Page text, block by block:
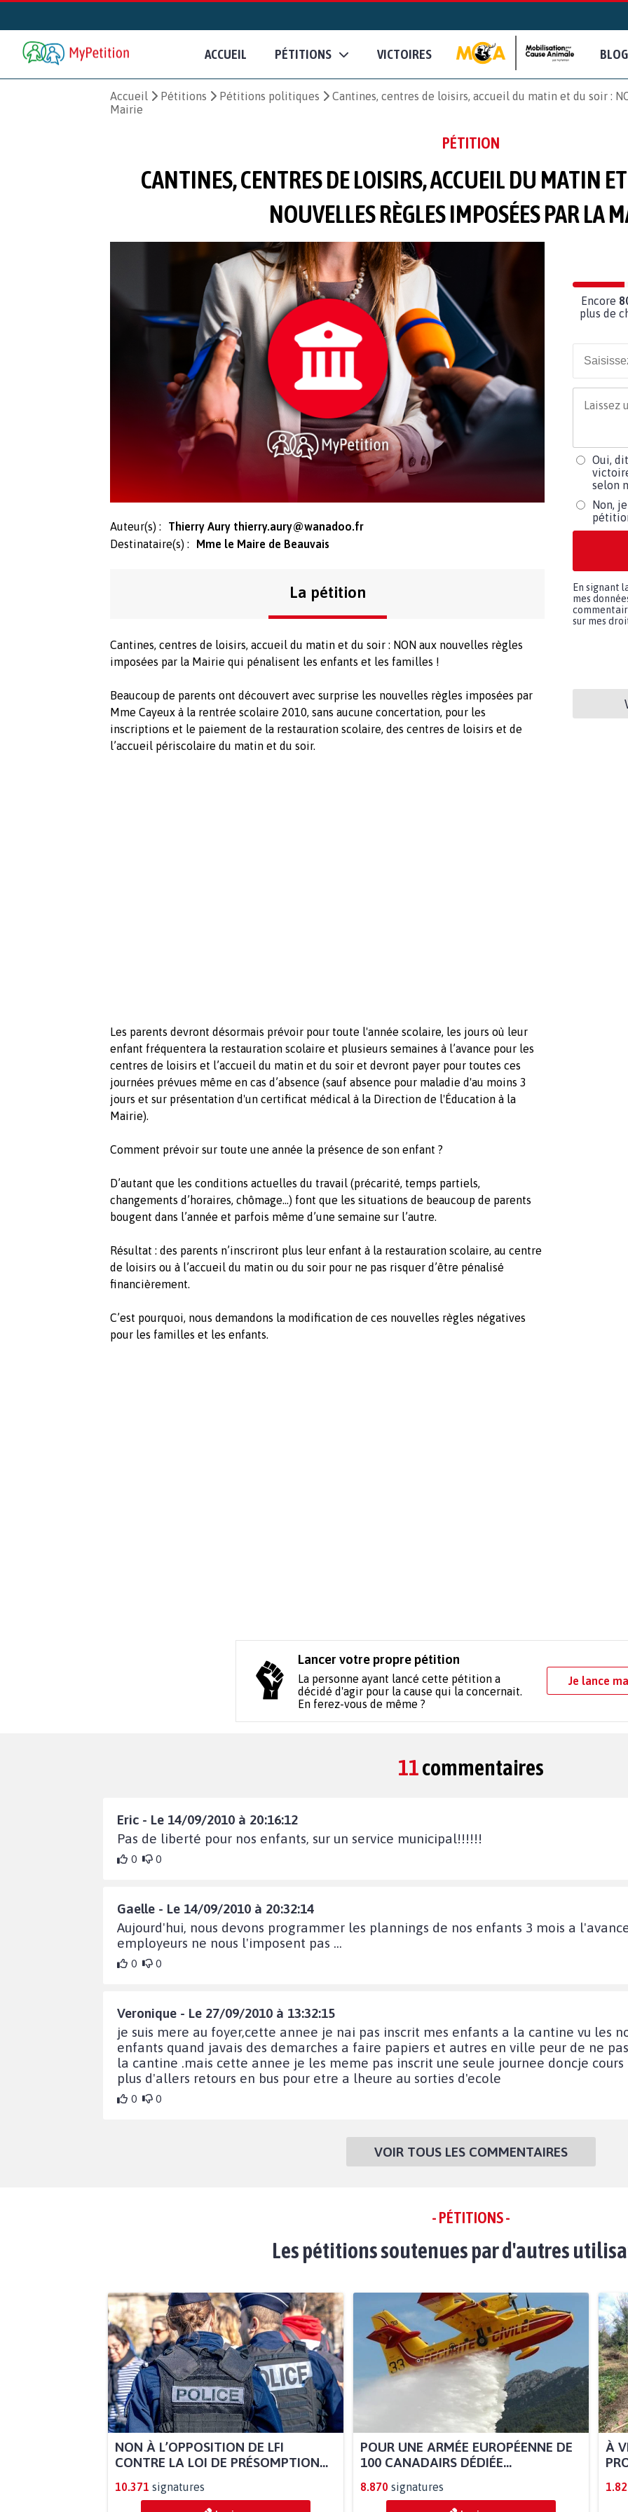
ACCUEIL PÉTITIONS VICTOIRES BLOG
Accueil Pétitions Pétitions politiques
Cantines, centres de loisirs, accueil du matin et du soir :
Mairie
PÉTITION
CANTINES, CENTRES DE LOISIRS, ACCUEIL DU MATIN
NOUVELLES RÈGLES IMPOSÉES PAR LA
Auteur(s) : Thierry Aury thierry.aury@wanadoo.fr
Destinataire(s) :
Mme le Maire de Beauvais
La pétition
Cantines, centres de loisirs, accueil du matin et du soir : NON aux nouvelles règles
imposées par la Mairie qui pénalisent les enfants et les familles !
Beaucoup de parents ont découvert avec surprise les nouvelles règles imposées par
Mme Cayeux à la rentrée scolaire 2010, sans aucune concertation, pour les
inscriptions et le paiement de la restauration scolaire, des centres de loisirs et de
l’accueil périscolaire du matin et du soir.
Les parents devront désormais prévoir pour toute l'année scolaire, les jours où leur
enfant fréquentera la restauration scolaire et plusieurs semaines à l’avance pour les
centres de loisirs et l’accueil du matin et du soir et devront payer pour toutes ces
journées prévues même en cas d’absence (sauf absence pour maladie d'au moins 3
jours et sur présentation d'un certificat médical à la Direction de l'Éducation à la
Mairie).
Comment prévoir sur toute une année la présence de son enfant ?
D’autant que les conditions actuelles du travail (précarité, temps partiels,
changements d’horaires, chômage…) font que les situations de beaucoup de parents
bougent dans l’année et parfois même d’une semaine sur l’autre.
Résultat : des parents n’inscriront plus leur enfant à la restauration scolaire, au centre
de loisirs ou à l’accueil du matin ou du soir pour ne pas risquer d’être pénalisé
financièrement.
C’est pourquoi, nous demandons la modification de ces nouvelles règles négatives
pour les familles et les enfants.
Encore
plus de
Oui,
selon
Non,
En signant
mes
sur mes
Lancer votre propre pétition
La personne ayant lancé cette pétition a
décidé d'agir pour la cause qui la concernait.
En ferez-vous de même ?
Je lance
11commentaires
Eric - Le 14/09/2010 à 20:16:12
Pas de liberté pour nos enfants, sur un service municipal!!!!!!
0 0
Gaelle - Le 14/09/2010 à 20:32:14
Aujourd'hui, nous devons programmer les plannings de nos enfants 3 mois a
employeurs ne nous l'imposent pas ...
0 0
Veronique - Le 27/09/2010 à 13:32:15
je suis mere au foyer,cette annee je nai pas inscrit mes enfants a la cantine vu les
enfants quand javais des demarches a faire papiers et autres en ville peur de ne
la cantine .mais cette annee je les meme pas inscrit une seule journee doncje
plus d'allers retours en bus pour etre a lheure au sorties d'ecole
0 0
VOIR TOUS LES COMMENTAIRES
- PÉTITIONS -
Les pétitions soutenues par d'autres
NON À L’OPPOSITION DE LFI
CONTRE LA LOI DE PRÉSOMPTION...
10.371 signatures
POUR UNE ARMÉE EUROPÉENNE DE
100 CANADAIRS DÉDIÉE...
8.870 signatures
À